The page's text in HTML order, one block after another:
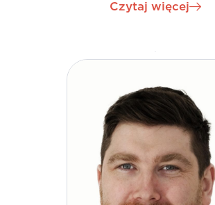
Smorgon Group, EY, Accenture i
wszystkimi operacjami HR,
rola będzie kluczowa w
odpowiednich talentów, które
rozwój firmy, wspierać jej
regiony i podtrzymywać
była kluczem do sukcesu
Czytaj więcej